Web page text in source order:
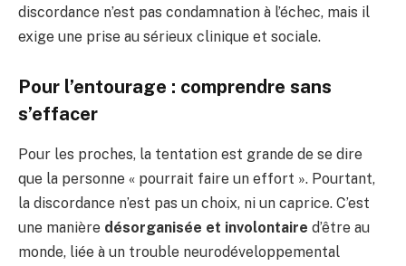
discordance n’est pas condamnation à l’échec, mais il
exige une prise au sérieux clinique et sociale.
Pour l’entourage : comprendre sans
s’effacer
Pour les proches, la tentation est grande de se dire
que la personne « pourrait faire un effort ». Pourtant,
la discordance n’est pas un choix, ni un caprice. C’est
une manière désorganisée et involontaire d’être au
monde, liée à un trouble neurodéveloppemental